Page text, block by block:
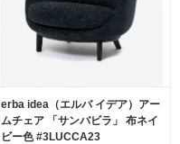
erba idea（エルバ イデア）アー
ムチェア 「サンバビラ」 布ネイ
ビー色 #3LUCCA23